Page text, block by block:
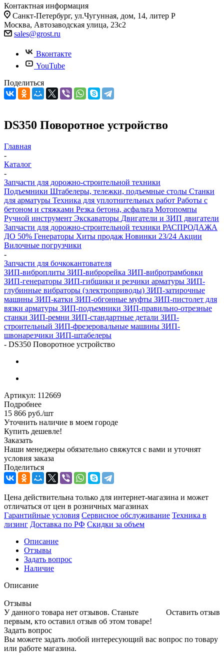
Контактная информация
Санкт-Петербург, ул.Чугунная, дом, 14, литер Р
Москва, Автозаводская улица, 23с2
sales@grost.ru
Вконтакте
YouTube
Поделиться
DS350 Поворотное устройство
Главная
-
Каталог
-
Запчасти для дорожно-строительной техники
Подъемники Штабелеры, тележки, подъемные столы Станки
для арматуры Техника для уплотнительных работ Работы с
бетоном и стяжками Резка бетона, асфальта Мотопомпы
Ручной инструмент Экскаваторы Двигатели и ЗИП двигатели
Запчасти для дорожно-строительной техники РАСПРОДАЖА
ДО 50% Генераторы Хиты продаж Новинки 23/24 Акции
Вилочные погрузчики
-
Запчасти для бочкокантователя
ЗИП-виброплиты ЗИП-виброрейка ЗИП-вибротрамбовки
ЗИП-генераторы ЗИП-гибщики и резчики арматуры ЗИП-
глубинные вибраторы (электроприводы) ЗИП-затирочные
машины ЗИП-катки ЗИП-обгонные муфты ЗИП-пистолет для
вязки арматуры ЗИП-подъемники ЗИП-правильно-отрезные
станки ЗИП-ремни ЗИП-стандартные детали ЗИП-
строительный ЗИП-фрезеровальные машины ЗИП-
швонарезчики ЗИП-штабелеры
- DS350 Поворотное устройство
Артикул: 112669
Подробнее
15 866 руб./шт
Уточнить наличие в моем городе
Купить дешевле!
Заказать
Наши менеджеры обязательно свяжутся с вами и уточнят
условия заказа
Поделиться
Цена действительна только для интернет-магазина и может
отличаться от цен в розничных магазинах
Гарантийные условия Сервисное обслуживание Техника в
лизинг Доставка по РФ Скидки за объем
Описание
Отзывы
Задать вопрос
Наличие
Описание
Отзывы
Оставить отзыв
У данного товара нет отзывов. Станьте
первым, кто оставил отзыв об этом товаре!
Задать вопрос
Вы можете задать любой интересующий вас вопрос по товару
или работе магазина.